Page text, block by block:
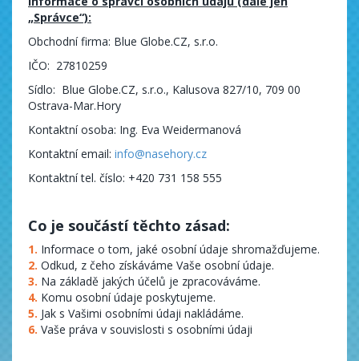
„Správce“):
Obchodní firma: Blue Globe.CZ, s.r.o.
IČO: 27810259
Sídlo: Blue Globe.CZ, s.r.o., Kalusova 827/10, 709 00
Ostrava-Mar.Hory
Kontaktní osoba: Ing. Eva Weidermanová
Kontaktní email: info@nasehory.cz
Kontaktní tel. číslo: +420 731 158 555
Co je součástí těchto zásad:
Informace o tom, jaké osobní údaje shromažďujeme.
Odkud, z čeho získáváme Vaše osobní údaje.
Na základě jakých účelů je zpracováváme.
Komu osobní údaje poskytujeme.
Jak s Vašimi osobními údaji nakládáme.
Vaše práva v souvislosti s osobními údaji